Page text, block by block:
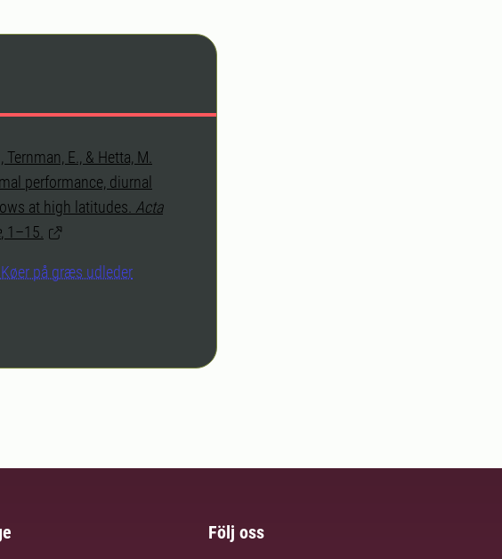
E., & Hetta, M.
performance, diurnal
at high latitudes. Acta
, 1–15.
på græs udleder
Följ oss